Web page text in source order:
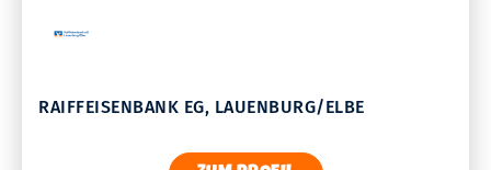
RAIFFEISENBANK EG, LAUENBURG/ELBE